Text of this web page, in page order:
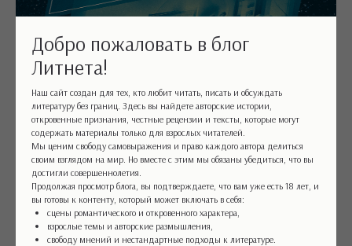
Добро пожаловать в блог
Литнета!
Наш сайт создан для тех, кто любит читать, писать и обсуждать
литературу без границ. Здесь вы найдете авторские истории,
откровенные признания, честные рецензии и тексты, которые могут
содержать материалы только для взрослых читателей.
Мы ценим свободу самовыражения и право каждого автора делиться
своим взглядом на мир. Но вместе с этим мы обязаны убедиться, что вы
достигли совершеннолетия.
Продолжая просмотр блога, вы подтверждаете, что вам уже есть 18 лет, и
вы готовы к контенту, который может включать в себя:
сцены романтического и откровенного характера,
взрослые темы и авторские размышления,
свободу мнений и нестандартные подходы к литературе.